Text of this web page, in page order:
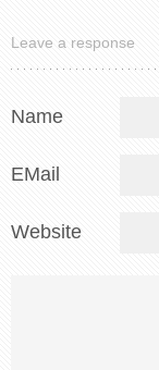
Leave a response
Name
EMail
Website